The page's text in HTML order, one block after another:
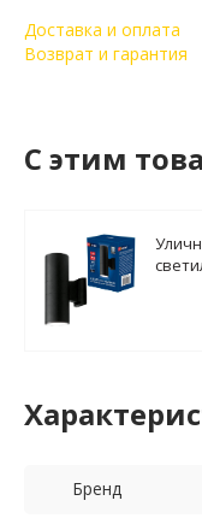
Доставка и оплата
Возврат и гарантия
C этим
Бренд